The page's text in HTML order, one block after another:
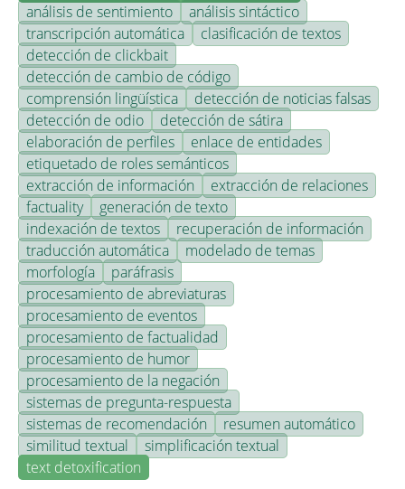
análisis de sentimiento
análisis sintáctico
transcripción automática
clasificación de textos
detección de clickbait
detección de cambio de código
comprensión lingüística
detección de noticias falsas
detección de odio
detección de sátira
elaboración de perfiles
enlace de entidades
etiquetado de roles semánticos
extracción de información
extracción de relaciones
factuality
generación de texto
indexación de textos
recuperación de información
traducción automática
modelado de temas
morfología
paráfrasis
procesamiento de abreviaturas
procesamiento de eventos
procesamiento de factualidad
procesamiento de humor
procesamiento de la negación
sistemas de pregunta-respuesta
sistemas de recomendación
resumen automático
similitud textual
simplificación textual
text detoxification